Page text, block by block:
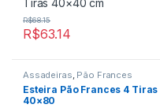
R$63.14
R$68.15
Assadeiras, Pão Frances
Esteira Pão Frances 4 Tiras
40×80